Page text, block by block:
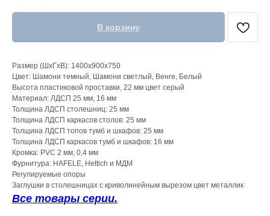
В корзину
Размер (ШхГхВ): 1400х900х750
Цвет: Шамони темный, Шамони светлый, Венге, Белый
Высота пластиковой проставки, 22 мм цвет серый
Материал: ЛДСП 25 мм, 16 мм
Толщина ЛДСП столешниц: 25 мм
Толщина ЛДСП каркасов столов: 25 мм
Толщина ЛДСП топов тумб и шкафов: 25 мм
Толщина ЛДСП каркасов тумб и шкафов: 16 мм
Кромка: PVC 2 мм, 0,4 мм
Фурнитура: HAFELE, Hettich и МДМ
Регулируемые опоры
Заглушки в столешницах с криволинейным вырезом цвет металлик
Все товары серии.